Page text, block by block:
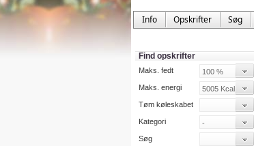
Info Opskrifter Søg
Find opskrifter
Maks. fedt
Maks. energi
Tøm køleskabet
Kategori
Søg